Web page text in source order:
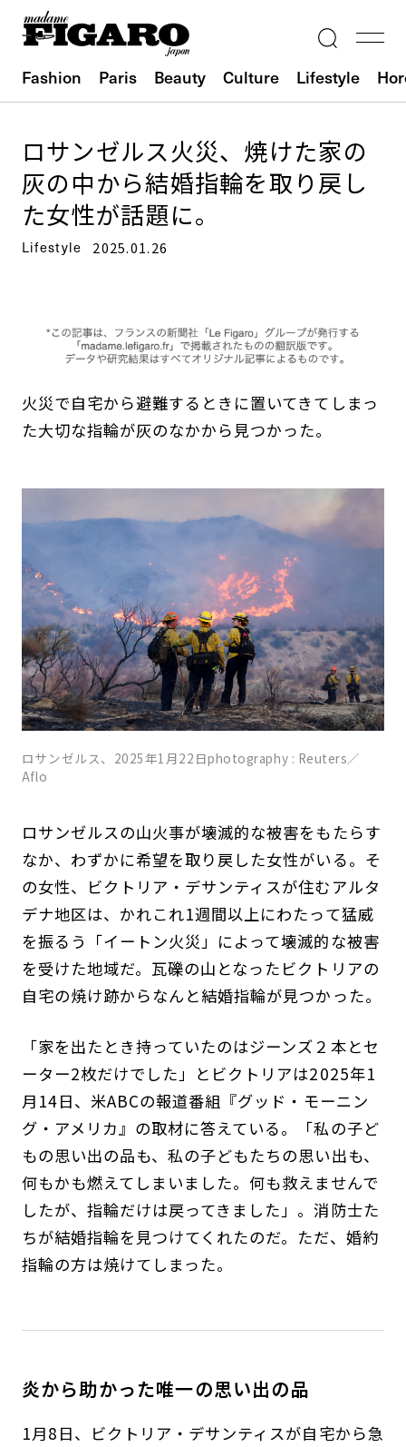
Fashion Paris Beauty Culture Lifestyle
ロサンゼルス火災、焼けた家の
灰の中から結婚指輪を取り戻し
た女性が話題に。
Lifestyle 2025.01.26
火災で自宅から避難するときに置いてきてしまっ
た大切な指輪が灰のなかから見つかった。
ロサンゼルス、2025年1月22日photography : Reuters／
Aflo
ロサンゼルスの山火事が壊滅的な被害をもたらす
なか、わずかに希望を取り戻した女性がいる。そ
の女性、ビクトリア・デサンティスが住むアルタ
デナ地区は、かれこれ1週間以上にわたって猛威
を振るう「イートン火災」によって壊滅的な被害
を受けた地域だ。瓦礫の山となったビクトリアの
自宅の焼け跡からなんと結婚指輪が見つかった。
「家を出たとき持っていたのはジーンズ２本とセ
ーター2枚だけでした」とビクトリアは2025年1
月14日、米ABCの報道番組『グッド・モーニン
グ・アメリカ』の取材に答えている。「私の子ど
もの思い出の品も、私の子どもたちの思い出も、
何もかも燃えてしまいました。何も救えませんで
したが、指輪だけは戻ってきました」。消防士た
ちが結婚指輪を見つけてくれたのだ。ただ、婚約
指輪の方は焼けてしまった。
炎から助かった唯一の思い出の品
1月8日、ビクトリア・デサンティスが自宅から急